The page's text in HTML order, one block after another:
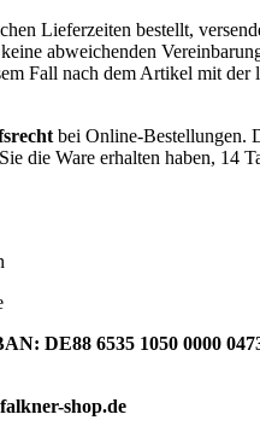
Lieferzeiten bestellt,
abweichenden
Fall nach dem Artikel mit der
bei Online-Bestellungen.
die Ware erhalten haben, 14
DE88 6535 1050 0000
shop.de